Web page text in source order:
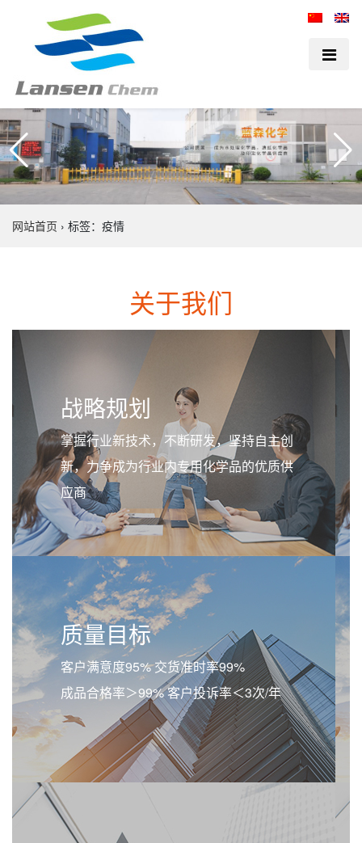
网站首页 › 标签：疫情
关于我们
战略规划
掌握行业新技术，不断研发，坚持自主创
新，力争成为行业内专用化学品的优质供
应商
质量目标
客户满意度95% 交货准时率99%
成品合格率＞99% 客户投诉率＜3次/年